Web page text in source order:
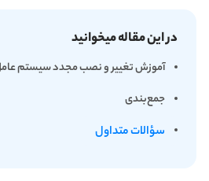
در این مقاله میخوانید
آموزش تغییر و نصب مجدد سیستم
جمع‌بندی
سؤالات متداول